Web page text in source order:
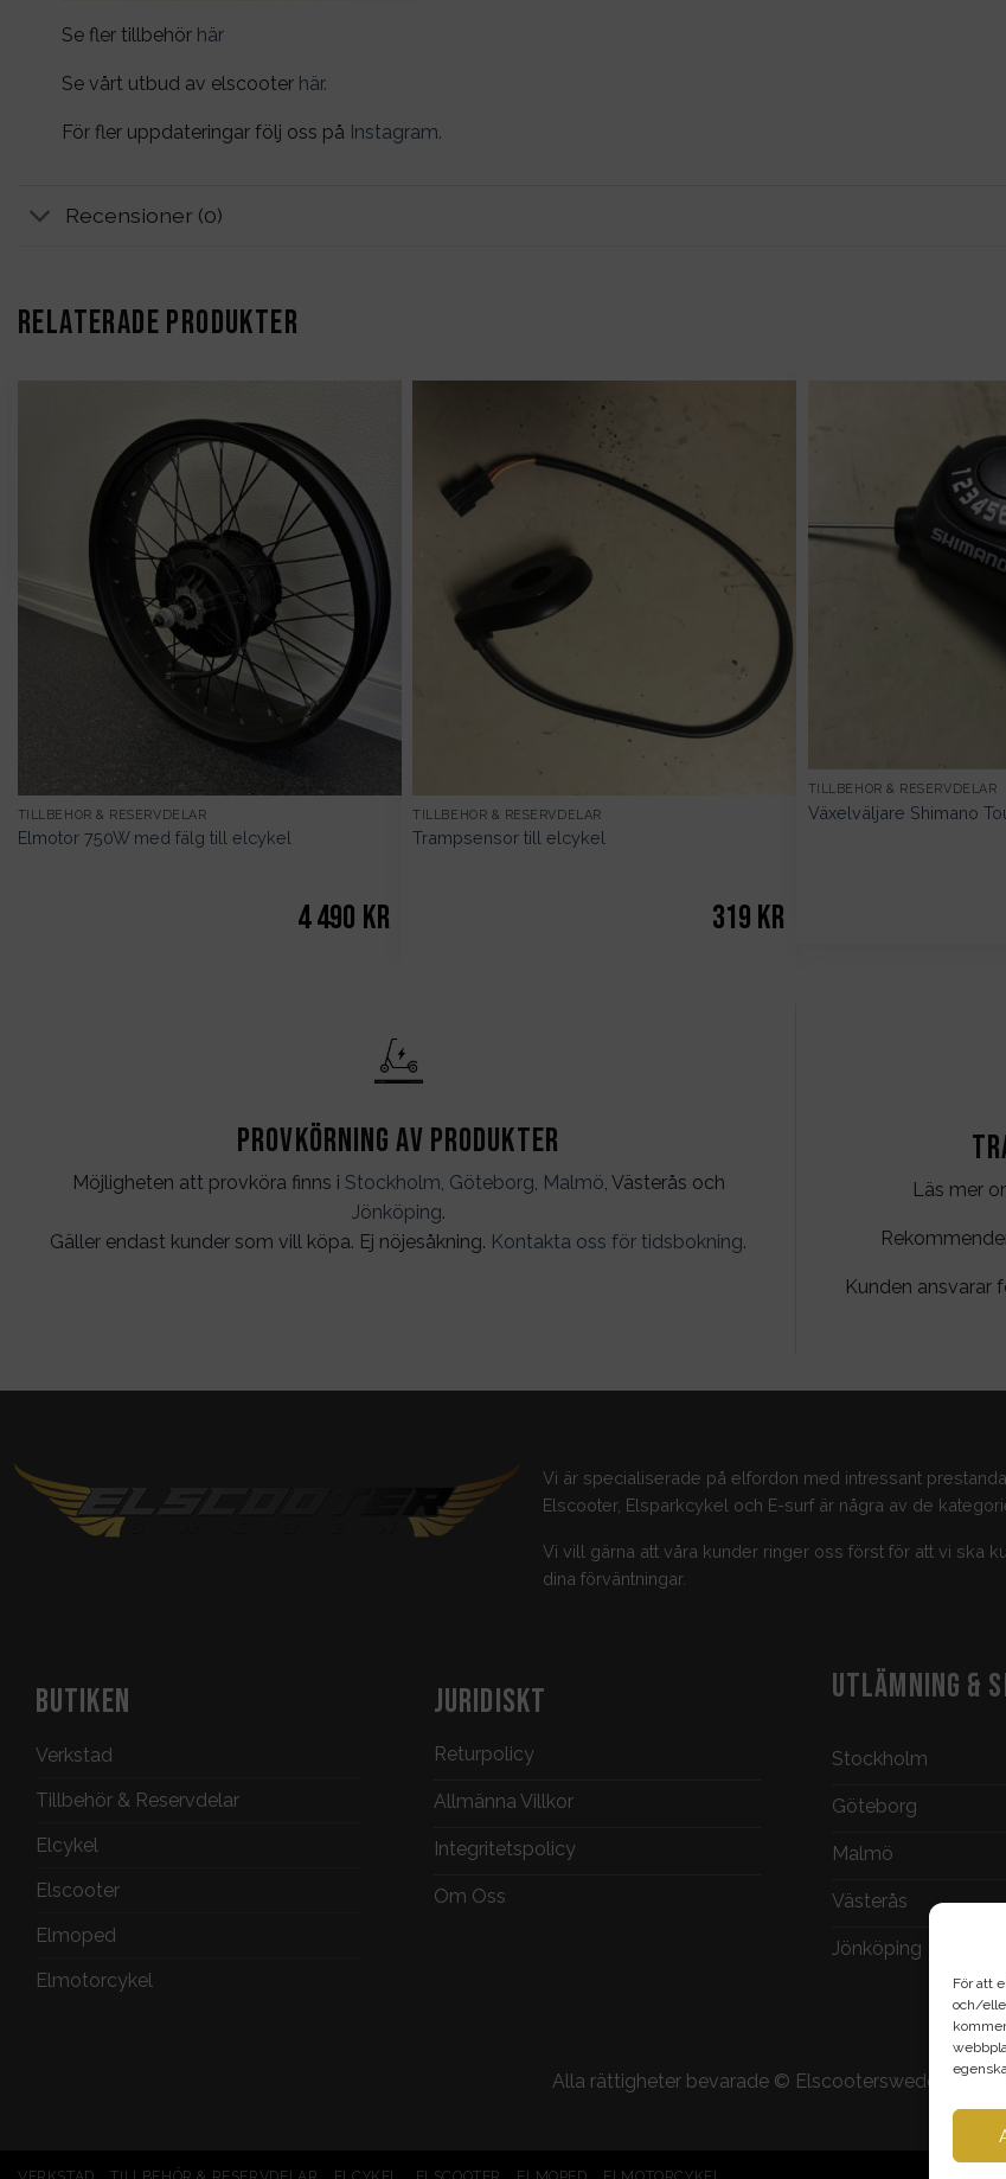
För att
och/
Se fler tillbehör här
Se vårt utbud av elscooter här.
För fler uppdateringar följ oss på Instagram.
Recensioner (0)
RELATERADE PRODUKTER
TILLBEHÖR & RESERVDELAR
Elmotor 750W med fälg till elcykel
4 490 kr
TILLBEHÖR & RESERVDELAR
Trampsensor till elcykel
319 kr
TILLBEHÖR & RESERVDELAR
Växelväljare Shimano
Provkörning av produkter
Möjligheten att provköra finns i Stockholm, Göteborg, Malmö, Västerås och
Jönköping.
Gäller endast kunder som vill köpa. Ej nöjesåkning. Kontakta oss för tidsbokning.
Läs mer
Kunden
Vi är specialiserade på elfordon med intressant
Elscooter, Elsparkcykel och E-surf är några av de
Vi vill gärna att våra kunder ringer oss först för att vi ska
dina förväntningar.
BUTIKEN
Verkstad
Tillbehör & Reservdelar
Elcykel
Elscooter
Elmoped
Elmotorcykel
JURIDISKT
Returpolicy
Allmänna Villkor
Integritetspolicy
Om Oss
UTLÄMNING &
Stockholm
Göteborg
Malmö
Västerås
Jönköping
Alla rättigheter bevarade © Elscootersweden.com